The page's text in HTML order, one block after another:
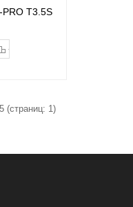
T3.5S
(страниц: 1)